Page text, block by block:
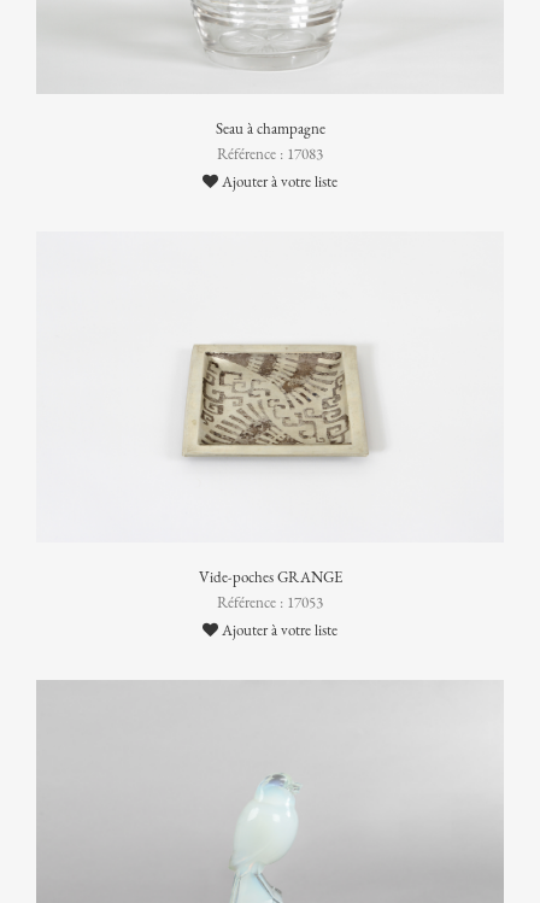
Seau à champagne
Référence : 17083
Ajouter à votre liste
Vide-poches GRANGE
Référence : 17053
Ajouter à votre liste